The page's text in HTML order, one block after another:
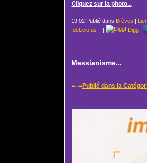
Cliquez sur la photo...
19:02 Publié dans Brèves |
del.icio.us | | Digg|
Messianisme...
=--=Publié dans la